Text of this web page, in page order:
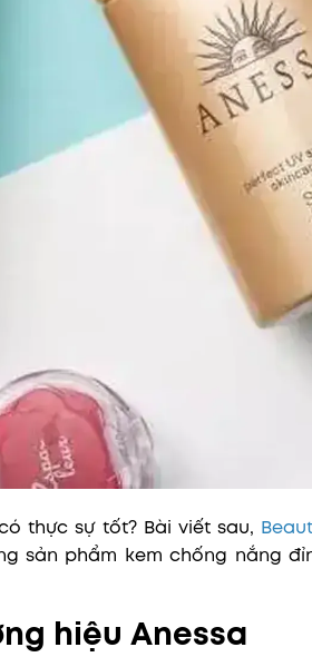
thực sự tốt? Bài viết sau,
sản phẩm kem chống nắng
hiệu Anessa